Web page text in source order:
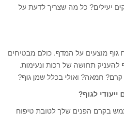
יעילים? כל מה שצריך לדעת על
גוף מוצעים על המדף. כולם מבטיחים
להעניק תחושה של רכות ונעימות.
חמאה? ואולי בכלל שמן גוף?
לגוף?
בקרם הפנים שלך לטובת טיפוח